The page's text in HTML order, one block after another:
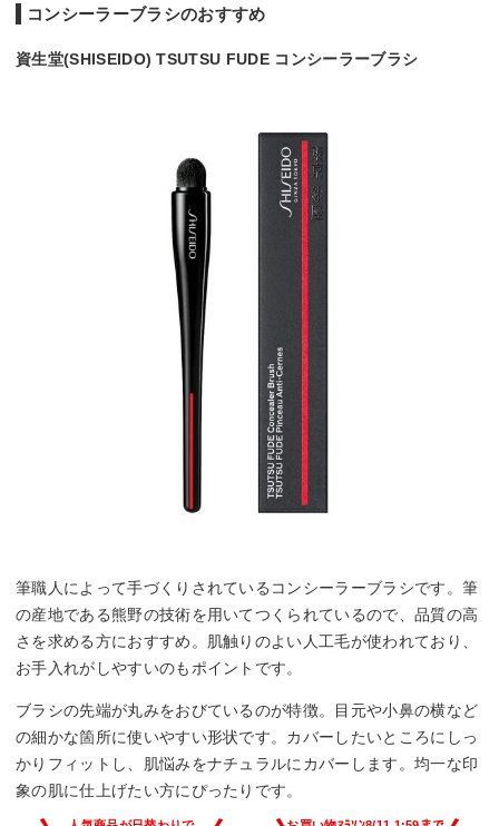
コンシーラーブラシのおすすめ
資生堂(SHISEIDO) TSUTSU FUDE コンシーラーブラシ
筆職人によって手づくりされているコンシーラーブラシです。筆
の産地である熊野の技術を用いてつくられているので、品質の高
さを求める方におすすめ。肌触りのよい人工毛が使われており、
お手入れがしやすいのもポイントです。
ブラシの先端が丸みをおびているのが特徴。目元や小鼻の横など
の細かな箇所に使いやすい形状です。カバーしたいところにしっ
かりフィットし、肌悩みをナチュラルにカバーします。均一な印
象の肌に仕上げたい方にぴったりです。